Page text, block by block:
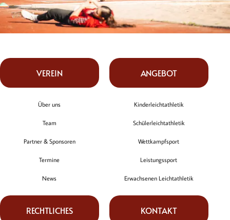
VEREIN
Über uns
Team
Partner & Sponsoren
Termine
News
ANGEBOT
Kinderleichtathletik
Schülerleichtathletik
Wettkampfsport
Leistungssport
Erwachsenen Leichtathletik
RECHTLICHES KONTAKT